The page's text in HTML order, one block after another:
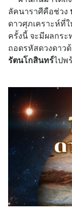
ลัคนาราศีคือช่วง
ดาวศุภเคราะห์ที่
ครั้งนี้ จะมีผลกระ
ถอดรหัสดวงดาว
รัตนโกสินทร์ไปพ